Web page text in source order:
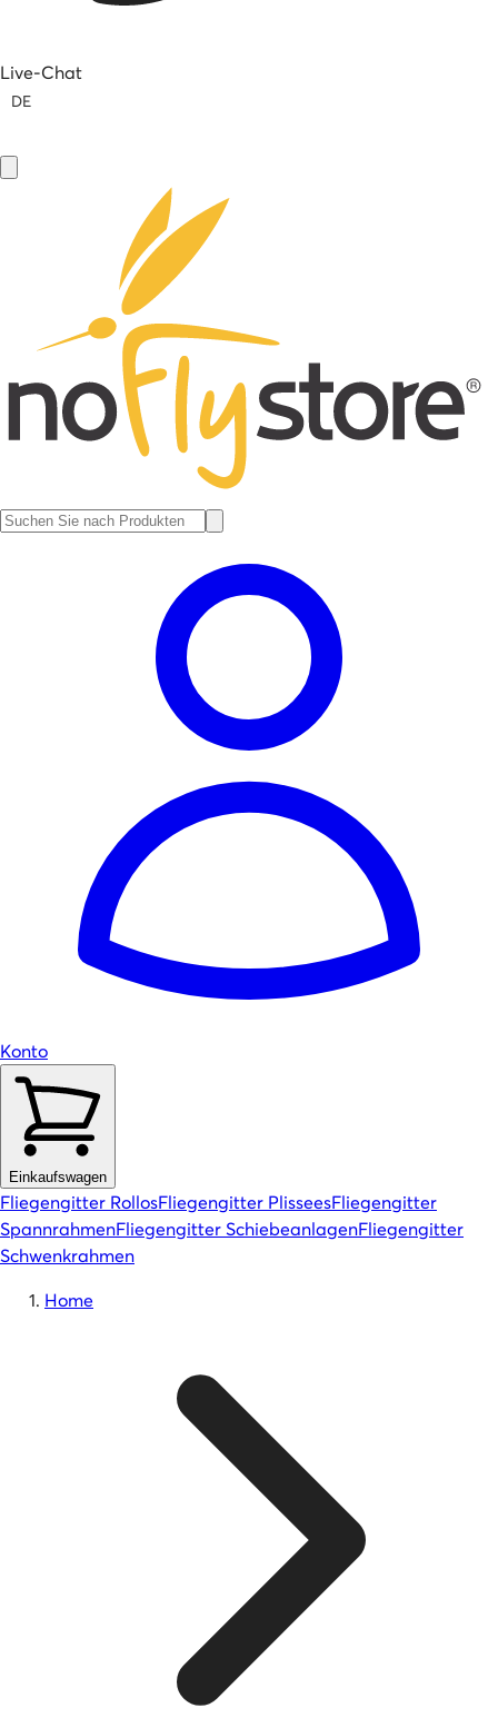
Live-Chat
DE
Konto
Einkaufswagen
Fliegengitter RollosFliegengitter PlisseesFliegengitter
SpannrahmenFliegengitter SchiebeanlagenFliegengitter
Schwenkrahmen
Home